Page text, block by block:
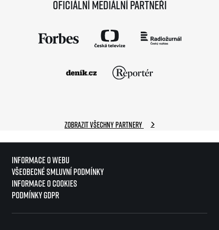
Oficiální mediální partneři
Zobrazit všechny partnery
Informace o webu
Všeobecné smluvní podmínky
Informace o cookies
Podmínky GDPR